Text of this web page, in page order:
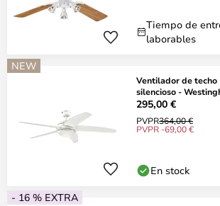
Tiempo de
laborables
NEW
Ventilador de techo
silencioso -
295,00 €
PVPR364,00 €
PVPR -69,00 €
En stock
- 16 % EXTRA